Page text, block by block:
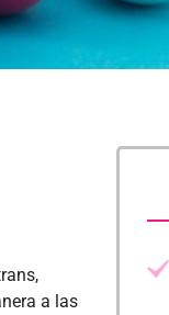
a las